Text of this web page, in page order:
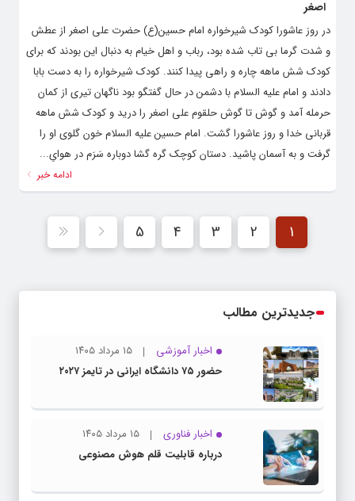
اصغر
در روز عاشورا کودک شیرخواره امام حسین(ع) حضرت علی اصغر از عطش
و شدت گرما بی تاب شده بود، رباب و اهل خیام به دنبال این بودند که برای
کودک شش ماهه چاره و راهی پیدا کنند. کودک شیرخواره را به دست بابا
دادند و امام علیه السلام با دشمن در حال گفتگو بود ناگهان تیری از کمان
حرمله آمد و گوش تا گوش حلقوم علی اصغر را درید و کودک شش ماهه
قربانی خدا و روز عاشورا گشت. امام حسین علیه السلام خون گلوی او را
گرفت و به آسمان پاشید. دستان کوچک گره گشا دوباره سَرَم در هوایِ...
ادامه خبر
1
2
3
4
5
جدیدترین مطالب
اخبار آموزشی
۱۵ مرداد ۱۴۰۵
حضور ۷۵ دانشگاه ایرانی در تایمز ۲۰۲۷
اخبار فناوری
۱۵ مرداد ۱۴۰۵
درباره قابلیت قلم هوش مصنوعی